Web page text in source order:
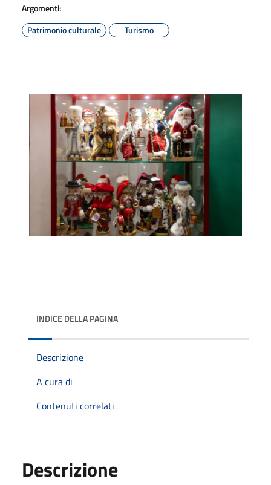
Argomenti:
Patrimonio culturale
Turismo
INDICE DELLA PAGINA
Descrizione
A cura di
Contenuti correlati
Descrizione